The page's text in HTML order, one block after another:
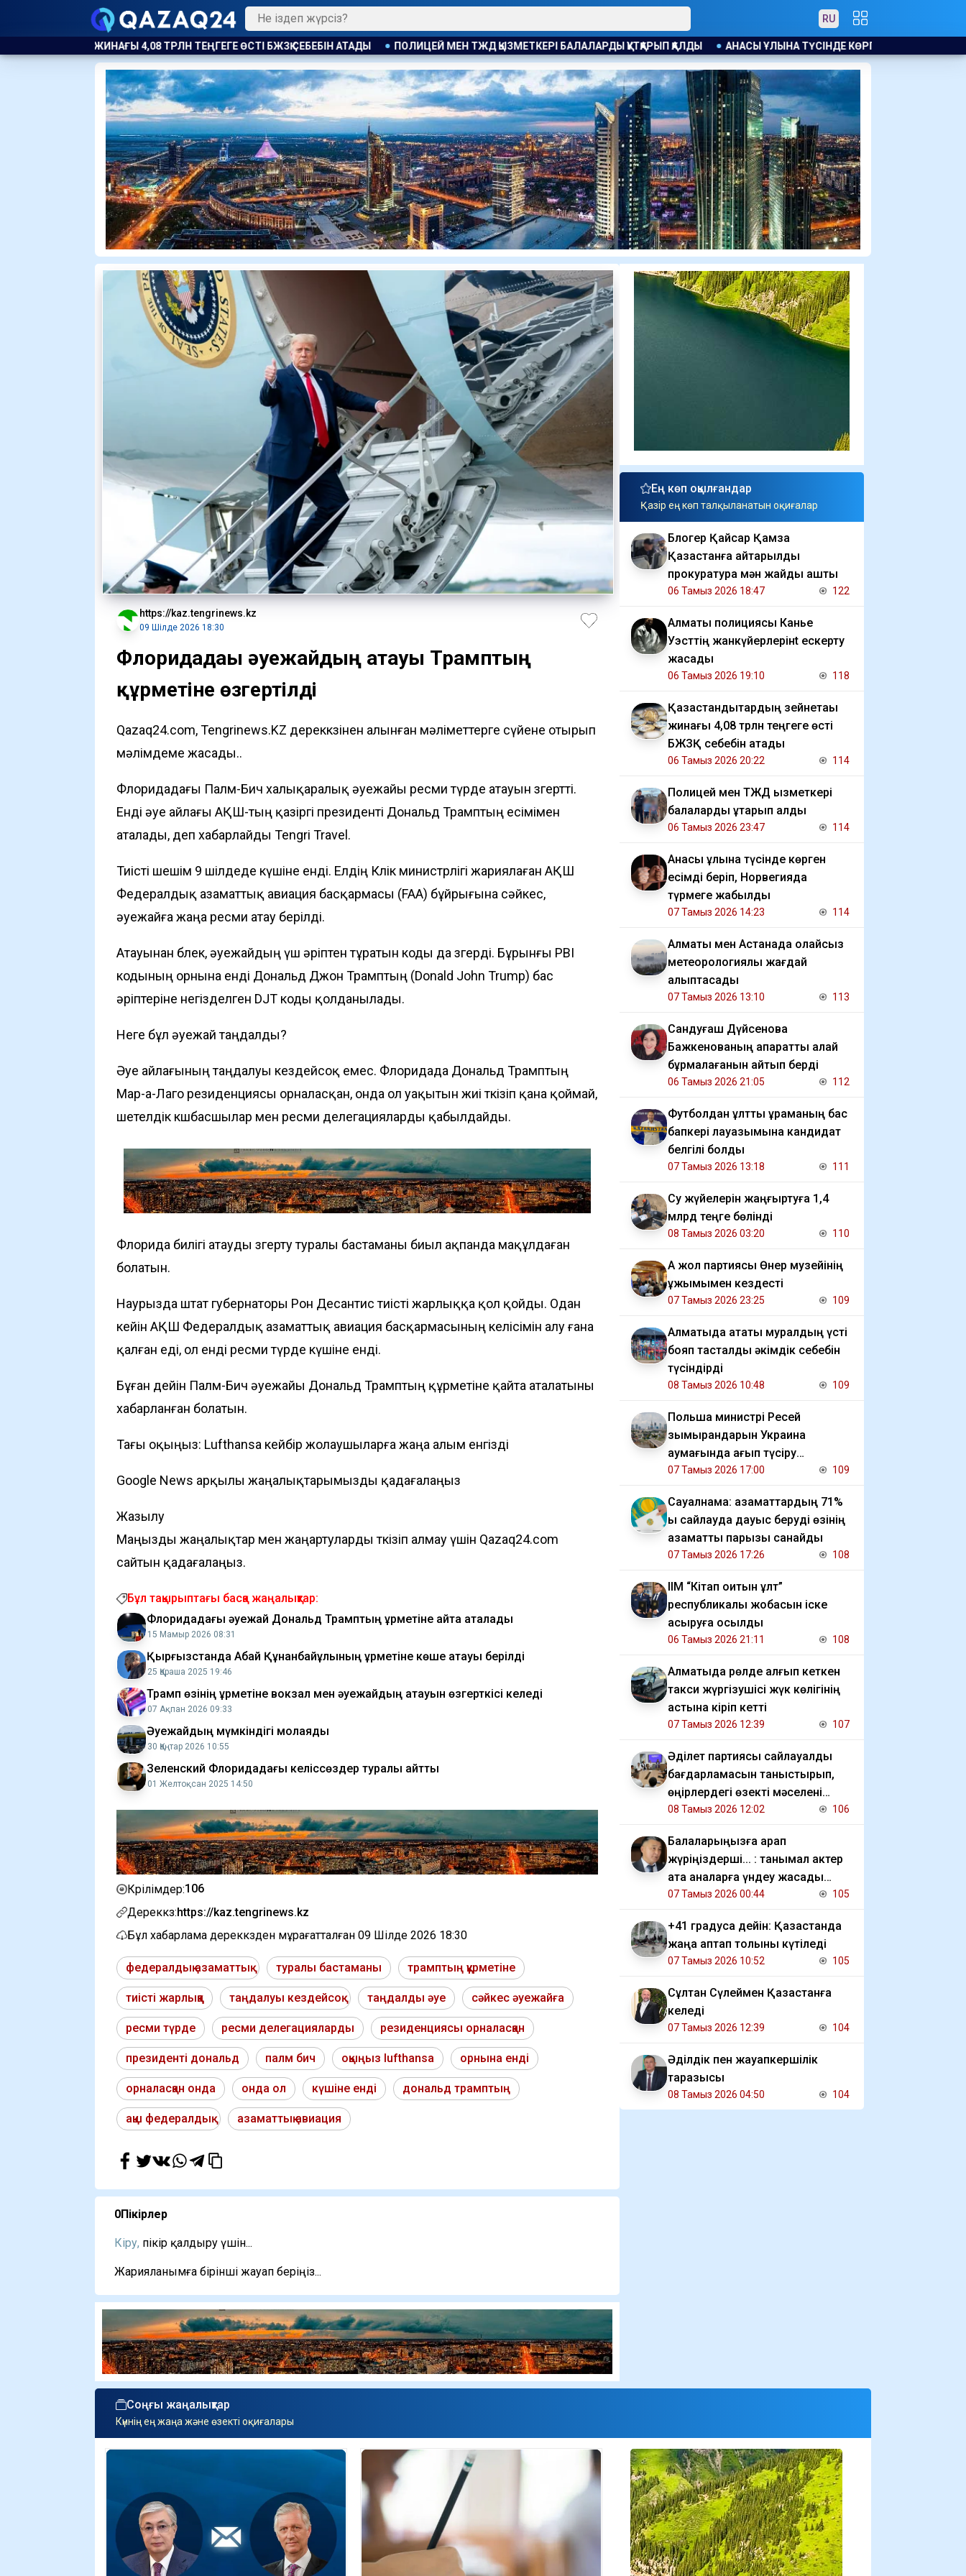
RU
ТЕҢГЕГЕ ӨСТІ БЖЗҚ СЕБЕБІН АТАДЫ ПОЛИЦЕЙ МЕН ТЖД ҚЫЗМЕТКЕРІ БАЛАЛАРДЫ ҚҰТҚАРЫП ҚАЛДЫ АНАСЫ ҰЛЫНА ТҮСІНДЕ КӨРГЕН ЕСІМДІ БЕРІП, НОРВЕГИЯДА ТҮРМЕГЕ ЖАБЫЛДЫ
https://kaz.tengrinews.kz
09 Шілде 2026 18:30
Флоридадағы әуежайдың атауы Трамптың
құрметіне өзгертілді
Qazaq24.com, Tengrinews.KZ дереккөзінен алынған мәліметтерге сүйене отырып
мәлімдеме жасады..
Флоридадағы Палм-Бич халықаралық әуежайы ресми түрде атауын өзгертті.
Енді әуе айлағы АҚШ-тың қазіргі президенті Дональд Трамптың есімімен
аталады, деп хабарлайды Tengri Travel .
Тиісті шешім 9 шілдеде күшіне енді. Елдің Көлік министрлігі жариялаған АҚШ
Федералдық азаматтық авиация басқармасы (FAA) бұйрығына сәйкес,
әуежайға жаңа ресми атау берілді.
Атауынан бөлек, әуежайдың үш әріптен тұратын коды да өзгерді. Бұрынғы PBI
кодының орнына енді Дональд Джон Трамптың (Donald John Trump) бас
әріптеріне негізделген DJT коды қолданылады.
Неге бұл әуежай таңдалды?
Әуе айлағының таңдалуы кездейсоқ емес. Флоридада Дональд Трамптың
Мар-а-Лаго резиденциясы орналасқан, онда ол уақытын жиі өткізіп қана қоймай,
шетелдік көшбасшылар мен ресми делегацияларды қабылдайды.
Флорида билігі атауды өзгерту туралы бастаманы биыл ақпанда мақұлдаған
болатын.
Наурызда штат губернаторы Рон Десантис тиісті жарлыққа қол қойды. Одан
кейін АҚШ Федералдық азаматтық авиация басқармасының келісімін алу ғана
қалған еді, ол енді ресми түрде күшіне енді.
Бұған дейін Палм-Бич әуежайы Дональд Трамптың құрметіне қайта аталатыны
хабарланған болатын.
Тағы оқыңыз: Lufthansa кейбір жолаушыларға жаңа алым енгізді
Google News арқылы жаңалықтарымызды қадағалаңыз
Жазылу
Маңызды жаңалықтар мен жаңартуларды өткізіп алмау үшін Qazaq24.com
сайтын қадағалаңыз.
Бұл тақырыптағы басқа жаңалықтар:
Флоридадағы әуежай Дональд Трамптың құрметіне қайта аталады
15 Мамыр 2026 08:31
Қырғызстанда Абай Құнанбайұлының құрметіне көше атауы берілді
25 Қараша 2025 19:46
Трамп өзінің құрметіне вокзал мен әуежайдың атауын өзгерткісі келеді
07 Ақпан 2026 09:33
Әуежайдың мүмкіндігі молаяды
30 Қаңтар 2026 10:55
Зеленский Флоридадағы келіссөздер туралы айтты
01 Желтоқсан 2025 14:50
Көрілімдер:106
Дереккөз:https://kaz.tengrinews.kz
Бұл хабарлама дереккөзден мұрағатталған 09 Шілде 2026 18:30
федералдық азаматтық туралы бастаманы трамптың құрметіне
тиісті жарлыққа таңдалуы кездейсоқ таңдалды әуе сәйкес әуежайға
ресми түрде ресми делегацияларды резиденциясы орналасқан
президенті дональд палм бич оқыңыз lufthansa орнына енді
орналасқан онда онда ол күшіне енді дональд трамптың
ақш федералдық азаматтық авиация
0Пікірлер
Кіру, пікір қалдыру үшін...
Жарияланымға бірінші жауап беріңіз...
Ең көп оқылғандар
Қазір ең көп талқыланатын оқиғалар
Блогер Қайсар Қамза
Қазақстанға қайтарылды
прокуратура мән жайды ашты
06 Тамыз 2026 18:47 122
Алматы полициясы Канье
Уэсттің жанкүйерлерінt ескерту
жасады
06 Тамыз 2026 19:10 118
Қазақстандықтардың зейнетақы
жинағы 4,08 трлн теңгеге өсті
БЖЗҚ себебін атады
06 Тамыз 2026 20:22 114
Полицей мен ТЖД қызметкері
балаларды құтқарып қалды
06 Тамыз 2026 23:47 114
Анасы ұлына түсінде көрген
есімді беріп, Норвегияда
түрмеге жабылды
07 Тамыз 2026 14:23 114
Алматы мен Астанада қолайсыз
метеорологиялық жағдай
қалыптасады
07 Тамыз 2026 13:10 113
Сандуғаш Дүйсенова
Бажкенованың ақпаратты қалай
бұрмалағанын айтып берді
06 Тамыз 2026 21:05 112
Футболдан ұлттық құраманың бас
бапкері лауазымына кандидат
белгілі болды
07 Тамыз 2026 13:18 111
Су жүйелерін жаңғыртуға 1,4
млрд теңге бөлінді
08 Тамыз 2026 03:20 110
Ақ жол партиясы Өнер музейінің
ұжымымен кездесті
07 Тамыз 2026 23:25 109
Алматыда атақты муралдың үсті
бояп тасталды әкімдік себебін
түсіндірді
08 Тамыз 2026 10:48 109
Польша министрі Ресей
зымырандарын Украина
аумағында қағып түсіру
мәселесін көтерді
07 Тамыз 2026 17:00 109
Сауалнама: азаматтардың 71%
ы сайлауда дауыс беруді өзінің
азаматтық парызы санайды
07 Тамыз 2026 17:26 108
ІІМ “Кітап оқитын ұлт”
республикалық жобасын іске
асыруға қосылды
06 Тамыз 2026 21:11 108
Алматыда рөлде қалғып кеткен
такси жүргізушісі жүк көлігінің
астына кіріп кетті
07 Тамыз 2026 12:39 107
Әділет партиясы сайлауалды
бағдарламасын таныстырып,
өңірлердегі өзекті мәселені
талқылады
08 Тамыз 2026 12:02 106
Балаларыңызға қарап
жүріңіздерші... : танымал актер
ата аналарға үндеу жасады
(видео)
07 Тамыз 2026 00:44 105
+41 градусқа дейін: Қазақстанда
жаңа аптап толқыны күтіледі
07 Тамыз 2026 10:52 105
Сұлтан Сүлеймен Қазақстанға
келеді
07 Тамыз 2026 12:39 104
Әділдік пен жауапкершілік
таразысы
08 Тамыз 2026 04:50 104
Соңғы жаңалықтар
Күннің ең жаңа және өзекті оқиғалары